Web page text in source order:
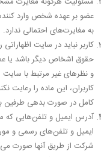
عضو بر عهده شخص وارد
به مغایرت‌های احتمالی ندارد.
کاربر نباید در سایت
حقوق اشخاص دیگر باشد یا
و نظرهای غیر مرتبط با
کاربران، این ماده را رعایت
کامل در صورت بدهی طرفین
آدرس ایمیل و تلفن‌هایی که
ایمیل و تلفن‌های رسمی و
شرکت از طریق آنها صورت